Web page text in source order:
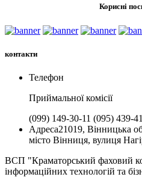
Корисні
контакти
Телефон
Приймальної комiсії
(099) 149-30-11 (095) 439-
Адреса21019, Вінницька
місто Вінниця, вулиця
ВСП "Краматорський фаховий
інформаційних технологій та